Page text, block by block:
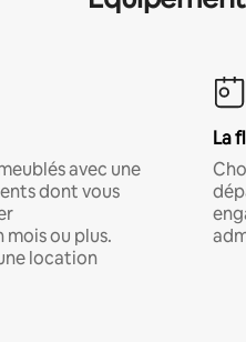
avec une
dont vous
ou plus.
location
La